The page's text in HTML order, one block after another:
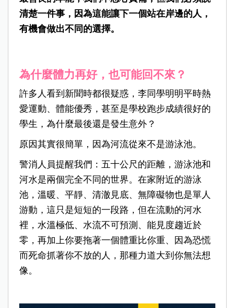
清楚一件事，因為這能讓下一個站在岸邊的人，
有機會做出不同的選擇。
為什麼體力再好，也可能回不來？
許多人看到新聞時都很疑惑，李同學明明平時熱
愛運動、體能優秀，甚至是學校跑步成績很好的
學生，為什麼最後還是發生意外？
原因其實很簡單，因為河流從來不是游泳池。
警消人員提醒我們：五十公尺的距離，游泳池和
河水是兩個完全不同的世界。在家附近的游泳
池，溫暖、平靜、清澈見底、無障礙物也是單人
游動，這只是短短的一段路，但在流動的河水
裡，水溫極低、水流不可預測、能見度趨近於
零，再加上你要拖著一個體重比你重、因為恐慌
而死命抓著你不放的人，那種力道大到你無法想
像。